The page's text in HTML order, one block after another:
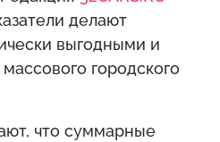
делают
выгодными и
городского
что суммарные